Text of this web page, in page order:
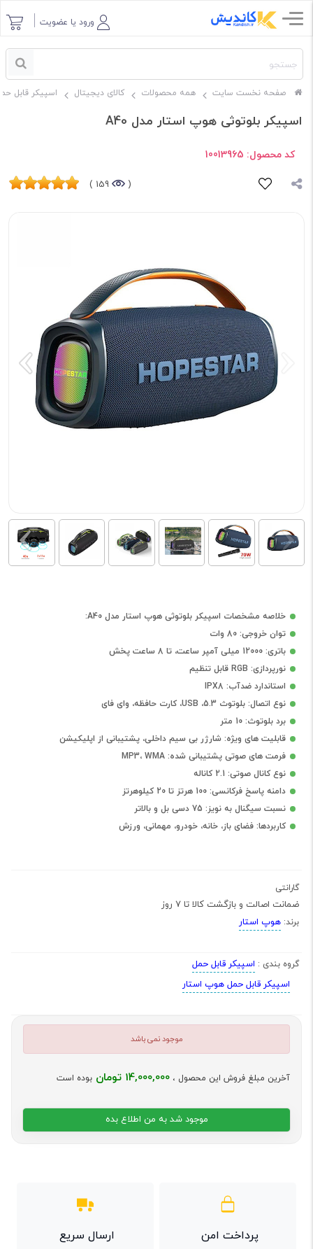
ورود یا عضویت
صفحه نخست سایت همه محصولات کالای دیجیتال اسپیکر قابل
اسپیکر بلوتوثی هوپ استار مدل A40
کد محصول: 10013965
(
159 )
خلاصه مشخصات اسپیکر بلوتوثی هوپ استار مدل A40:
توان خروجی: 80 وات
باتری: 12000 میلی آمپر ساعت، تا 8 ساعت پخش
نورپردازی: RGB قابل تنظیم
استاندارد ضدآب: IPX8
نوع اتصال: بلوتوث 5.3، USB، کارت حافظه، وای فای
برد بلوتوث: 10 متر
قابلیت های ویژه: شارژر بی سیم داخلی، پشتیبانی از اپلیکیشن
فرمت های صوتی پشتیبانی شده: MP3، WMA
نوع کانال صوتی: 2.1 کاناله
دامنه پاسخ فرکانسی: 100 هرتز تا 20 کیلوهرتز
نسبت سیگنال به نویز: 75 دسی بل و بالاتر
کاربردها: فضای باز، خانه، خودرو، مهمانی، ورزش
گارانتی
ضمانت اصالت و بازگشت کالا تا 7 روز
برند: هوپ استار
گروه بندی : اسپیکر قابل حمل
اسپیکر قابل حمل هوپ استار
موجود نمی باشد
آخرین مبلغ فروش این محصول ، 14,000,000 تومان بوده است
موجود شد به من اطلاع بده
پرداخت امن ارسال سریع